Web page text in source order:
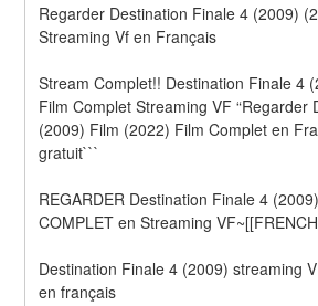
Regarder Destination Finale 4 (2009)
Streaming Vf en Français
Stream Complet!! Destination Finale 4
Film Complet Streaming VF “Regarder
(2009) Film (2022) Film Complet en
gratuit```
REGARDER Destination Finale 4
COMPLET en Streaming
Destination Finale 4 (2009) streaming
en français